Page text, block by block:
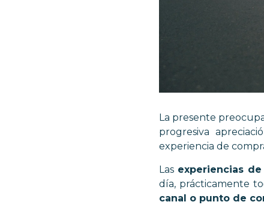
La presente
progresiva
experiencia de
Las experiencias
día, prácticamente
canal o punto de